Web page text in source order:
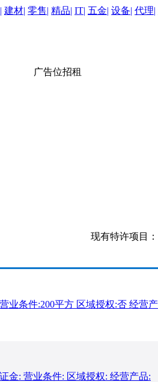
建材| 零售| 精品| IT| 五金| 设备| 代理|
广告位招租
现有特许项目：
业条件:200平方 区域授权:否 经营
金: 营业条件: 区域授权: 经营产品: